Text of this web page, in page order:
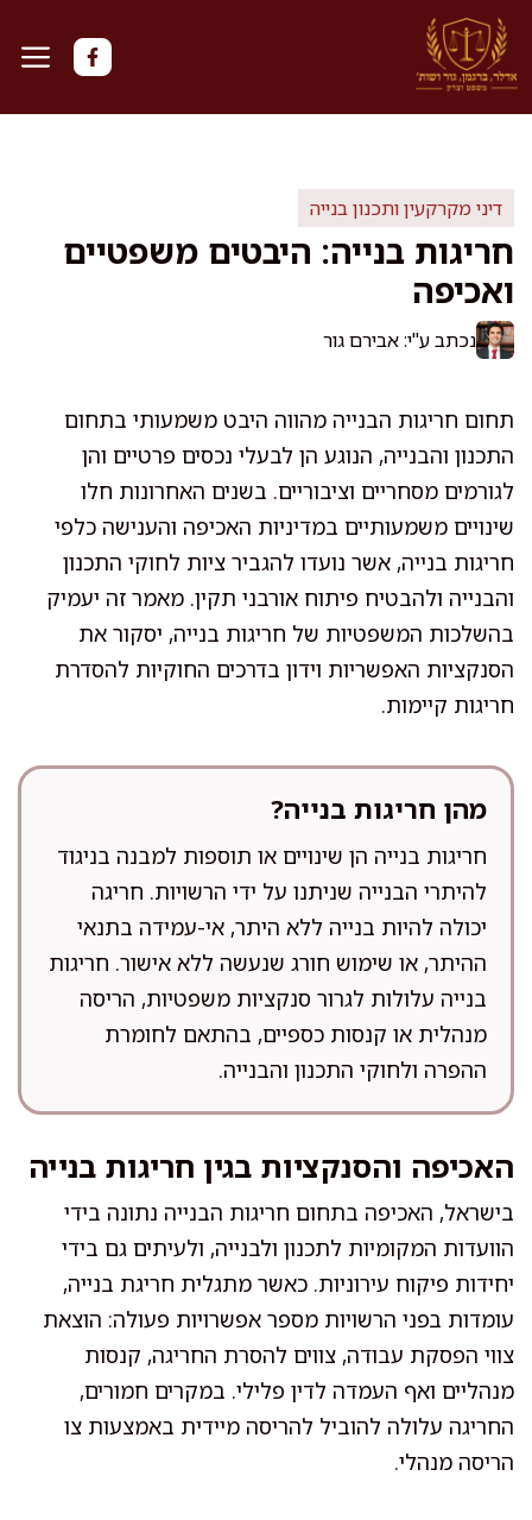
לדלג
לתוכן
דיני מקרקעין ותכנון בנייה
חריגות בנייה: היבטים משפטיים
ואכיפה
נכתב ע"י: אבירם גור
תחום חריגות הבנייה מהווה היבט משמעותי בתחום
התכנון והבנייה, הנוגע הן לבעלי נכסים פרטיים והן
לגורמים מסחריים וציבוריים. בשנים האחרונות חלו
שינויים משמעותיים במדיניות האכיפה והענישה כלפי
חריגות בנייה, אשר נועדו להגביר ציות לחוקי התכנון
והבנייה ולהבטיח פיתוח אורבני תקין. מאמר זה יעמיק
בהשלכות המשפטיות של חריגות בנייה, יסקור את
הסנקציות האפשריות וידון בדרכים החוקיות להסדרת
חריגות קיימות.
מהן חריגות בנייה?
חריגות בנייה הן שינויים או תוספות למבנה בניגוד
להיתרי הבנייה שניתנו על ידי הרשויות. חריגה
יכולה להיות בנייה ללא היתר, אי-עמידה בתנאי
ההיתר, או שימוש חורג שנעשה ללא אישור. חריגות
בנייה עלולות לגרור סנקציות משפטיות, הריסה
מנהלית או קנסות כספיים, בהתאם לחומרת
ההפרה ולחוקי התכנון והבנייה.
האכיפה והסנקציות בגין חריגות בנייה
בישראל, האכיפה בתחום חריגות הבנייה נתונה בידי
הוועדות המקומיות לתכנון ולבנייה, ולעיתים גם בידי
יחידות פיקוח עירוניות. כאשר מתגלית חריגת בנייה,
עומדות בפני הרשויות מספר אפשרויות פעולה: הוצאת
צווי הפסקת עבודה, צווים להסרת החריגה, קנסות
מנהליים ואף העמדה לדין פלילי. במקרים חמורים,
החריגה עלולה להוביל להריסה מיידית באמצעות צו
הריסה מנהלי.